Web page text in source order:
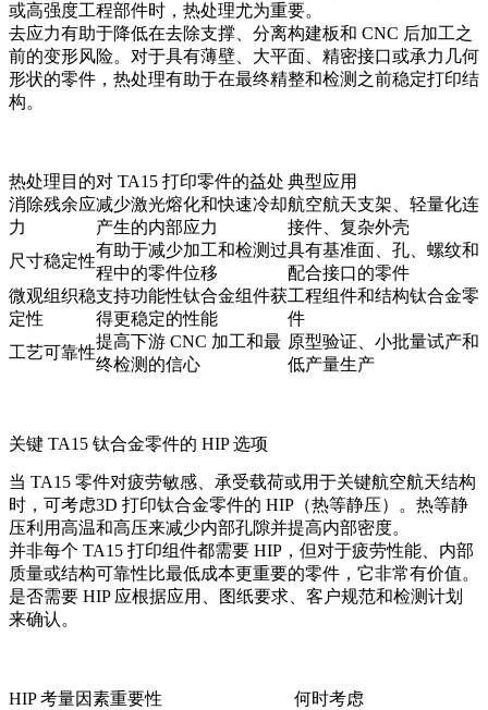
或高强度工程部件时，热处理尤为重要。
去应力有助于降低在去除支撑、分离构建板和 CNC 后加工之
前的变形风险。对于具有薄壁、大平面、精密接口或承力几何
形状的零件，热处理有助于在最终精整和检测之前稳定打印结
构。
热处理目的对 TA15 打印零件的益处 典型应用
消除残余应
力
减少激光熔化和快速冷却
产生的内部应力
航空航天支架、轻量化连
接件、复杂外壳
尺寸稳定性
有助于减少加工和检测过
程中的零件位移
具有基准面、孔、螺纹和
配合接口的零件
微观组织稳
定性
支持功能性钛合金组件获
得更稳定的性能
工程组件和结构钛合金零
件
工艺可靠性
提高下游 CNC 加工和最
终检测的信心
原型验证、小批量试产和
低产量生产
关键 TA15 钛合金零件的 HIP 选项
当 TA15 零件对疲劳敏感、承受载荷或用于关键航空航天结构
时，可考虑3D 打印钛合金零件的 HIP（热等静压）
。热等静
压利用高温和高压来减少内部孔隙并提高内部密度。
并非每个 TA15 打印组件都需要 HIP，但对于疲劳性能、内部
质量或结构可靠性比最低成本更重要的零件，它非常有价值。
是否需要 HIP 应根据应用、图纸要求、客户规范和检测计划
来确认。
HIP 考量因素重要性 何时考虑